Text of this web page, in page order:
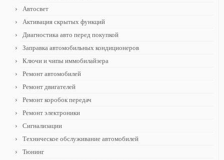
Автосвет
Активация скрытых функций
Диагностика авто перед покупкой
Заправка автомобильных кондиционеров
Ключи и чипы иммобилайзера
Ремонт автомобилей
Ремонт двигателей
Ремонт коробок передач
Ремонт электроники
Сигнализации
Техническое обслуживание автомобилей
Тюнинг